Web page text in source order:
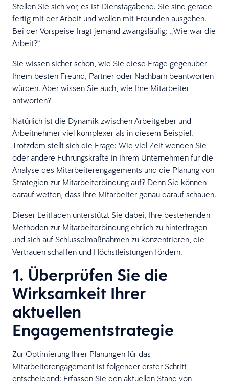
Stellen Sie sich vor, es ist Dienstagabend. Sie sind gerade
fertig mit der Arbeit und wollen mit Freunden ausgehen.
Bei der Vorspeise fragt jemand zwangsläufig: „Wie war die
Arbeit?“
Sie wissen sicher schon, wie Sie diese Frage gegenüber
Ihrem besten Freund, Partner oder Nachbarn beantworten
würden. Aber wissen Sie auch, wie Ihre Mitarbeiter
antworten?
Natürlich ist die Dynamik zwischen Arbeitgeber und
Arbeitnehmer viel komplexer als in diesem Beispiel.
Trotzdem stellt sich die Frage: Wie viel Zeit wenden Sie
oder andere Führungskräfte in Ihrem Unternehmen für die
Analyse des Mitarbeiterengagements und die Planung von
Strategien zur Mitarbeiterbindung auf? Denn Sie können
darauf wetten, dass Ihre Mitarbeiter genau darauf schauen.
Dieser Leitfaden unterstützt Sie dabei, Ihre bestehenden
Methoden zur Mitarbeiterbindung ehrlich zu hinterfragen
und sich auf Schlüsselmaßnahmen zu konzentrieren, die
Vertrauen schaffen und Höchstleistungen fördern.
1. Überprüfen Sie die
Wirksamkeit Ihrer
aktuellen
Engagementstrategie
Zur Optimierung Ihrer Planungen für das
Mitarbeiterengagement ist folgender erster Schritt
entscheidend: Erfassen Sie den aktuellen Stand von